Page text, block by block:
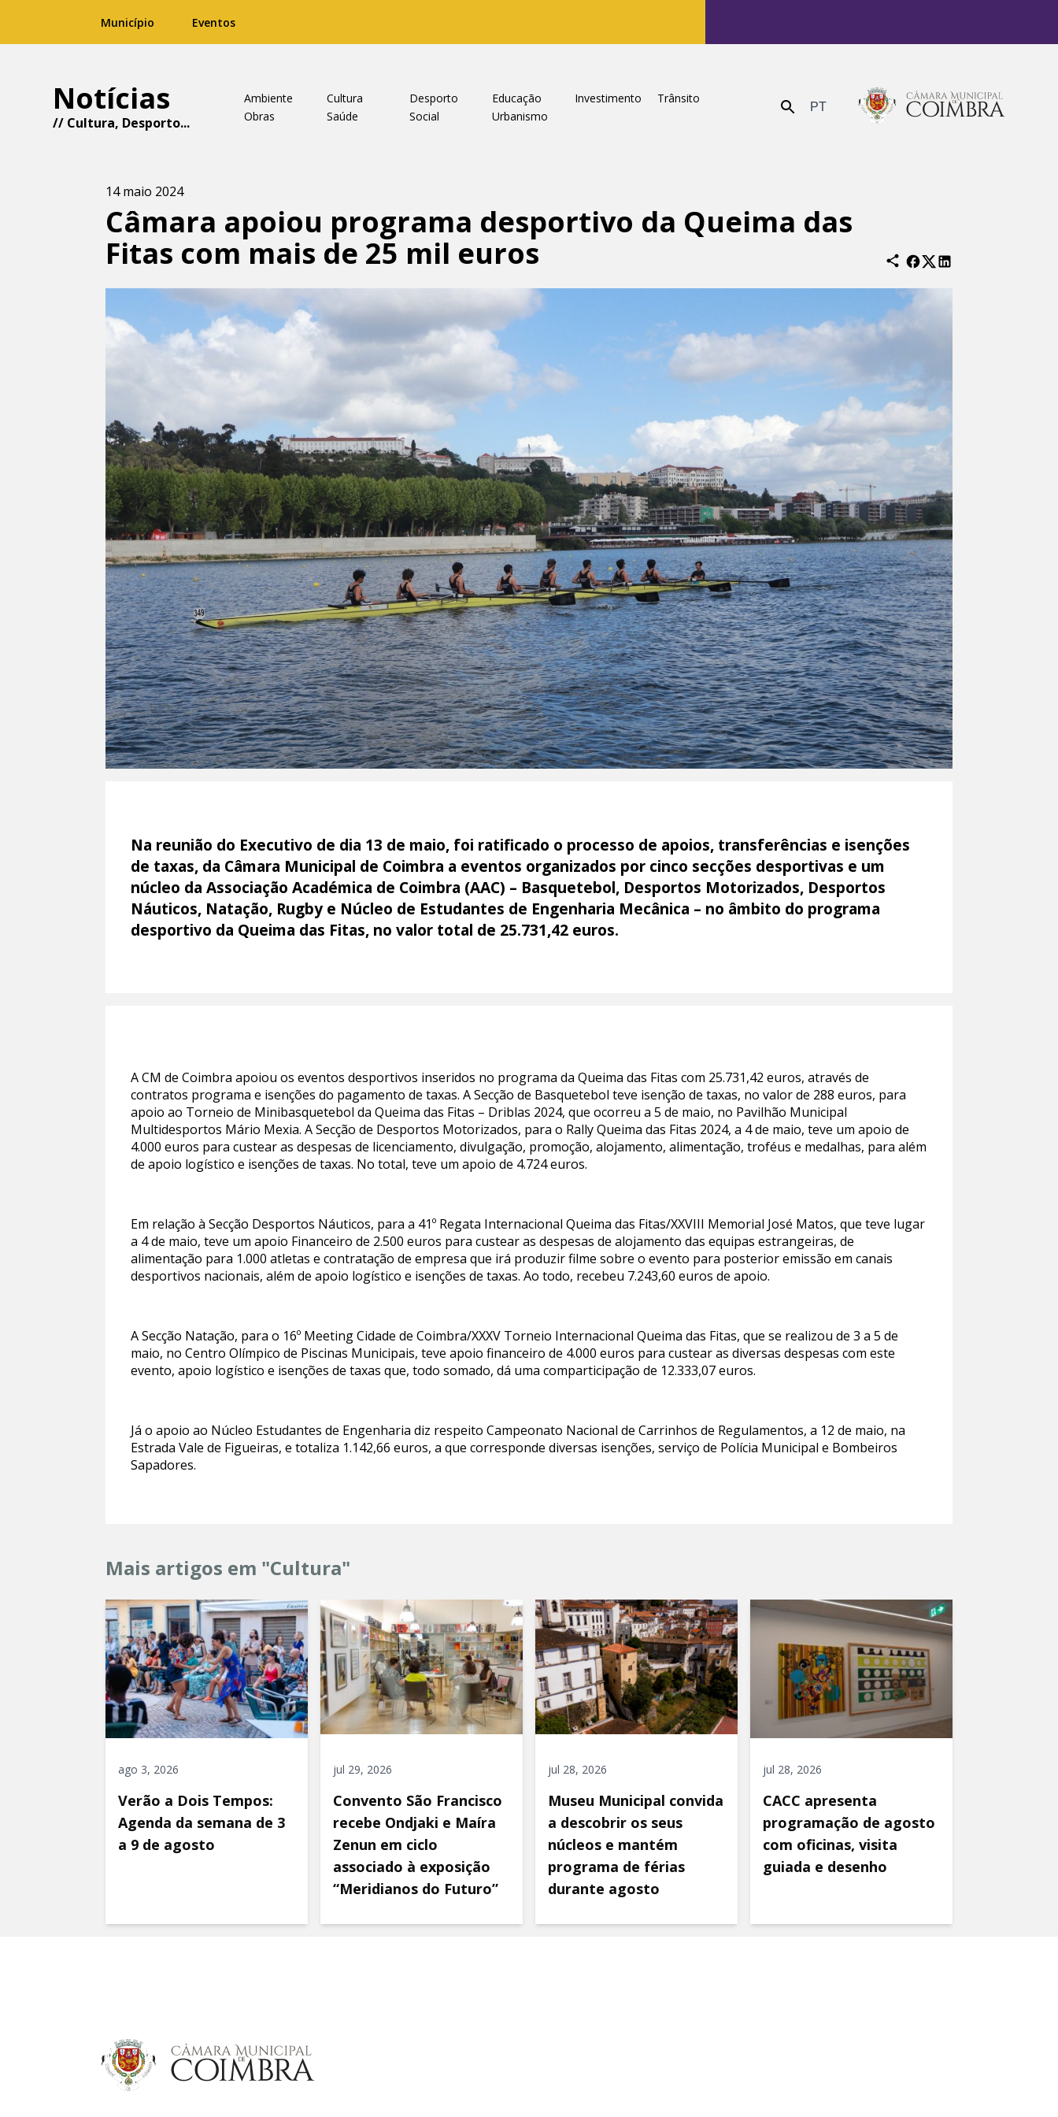
Município Eventos
Notícias
// Cultura, Desporto...
Ambiente Cultura Desporto Educação Investimento
Trânsito
Obras
Saúde Social Urbanismo Enviar PT
14 maio 2024
Câmara apoiou programa desportivo da Queima das
Fitas com mais de 25 mil euros
Na reunião do Executivo de dia 13 de maio, foi ratificado o processo de apoios, transferências e isenções
de taxas, da Câmara Municipal de Coimbra a eventos organizados por cinco secções desportivas e um
núcleo da Associação Académica de Coimbra (AAC) – Basquetebol, Desportos Motorizados, Desportos
Náuticos, Natação, Rugby e Núcleo de Estudantes de Engenharia Mecânica – no âmbito do programa
desportivo da Queima das Fitas, no valor total de 25.731,42 euros.
A CM de Coimbra apoiou os eventos desportivos inseridos no programa da Queima das Fitas com 25.731,42 euros, através de
contratos programa e isenções do pagamento de taxas. A Secção de Basquetebol teve isenção de taxas, no valor de 288 euros, para
apoio ao Torneio de Minibasquetebol da Queima das Fitas – Driblas 2024, que ocorreu a 5 de maio, no Pavilhão Municipal
Multidesportos Mário Mexia. A Secção de Desportos Motorizados, para o Rally Queima das Fitas 2024, a 4 de maio, teve um apoio de
4.000 euros para custear as despesas de licenciamento, divulgação, promoção, alojamento, alimentação, troféus e medalhas, para além
de apoio logístico e isenções de taxas. No total, teve um apoio de 4.724 euros.
Em relação à Secção Desportos Náuticos, para a 41º Regata Internacional Queima das Fitas/XXVIII Memorial José Matos, que teve lugar
a 4 de maio, teve um apoio Financeiro de 2.500 euros para custear as despesas de alojamento das equipas estrangeiras, de
alimentação para 1.000 atletas e contratação de empresa que irá produzir filme sobre o evento para posterior emissão em canais
desportivos nacionais, além de apoio logístico e isenções de taxas. Ao todo, recebeu 7.243,60 euros de apoio.
A Secção Natação, para o 16º Meeting Cidade de Coimbra/XXXV Torneio Internacional Queima das Fitas, que se realizou de 3 a 5 de
maio, no Centro Olímpico de Piscinas Municipais, teve apoio financeiro de 4.000 euros para custear as diversas despesas com este
evento, apoio logístico e isenções de taxas que, todo somado, dá uma comparticipação de 12.333,07 euros.
Já o apoio ao Núcleo Estudantes de Engenharia diz respeito Campeonato Nacional de Carrinhos de Regulamentos, a 12 de maio, na
Estrada Vale de Figueiras, e totaliza 1.142,66 euros, a que corresponde diversas isenções, serviço de Polícia Municipal e Bombeiros
Sapadores.
Mais artigos em "Cultura"
ago 3, 2026
Verão a Dois Tempos:
Agenda da semana de 3
a 9 de agosto
jul 29, 2026
Convento São Francisco
recebe Ondjaki e Maíra
Zenun em ciclo
associado à exposição
“Meridianos do Futuro”
jul 28, 2026
Museu Municipal convida
a descobrir os seus
núcleos e mantém
programa de férias
durante agosto
jul 28, 2026
CACC apresenta
programação de agosto
com oficinas, visita
guiada e desenho